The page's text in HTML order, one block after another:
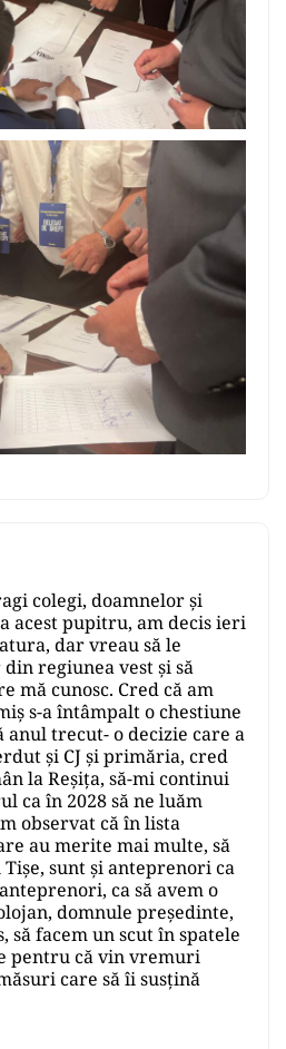
colegi, doamnelor și
acest pupitru, am decis ieri
dar vreau să le
regiunea vest și să
mă cunosc. Cred că am
s-a întâmpalt o chestiune
trecut- o decizie care a
și CJ și primăria, cred
la Reșița, să-mi continui
ca în 2028 să ne luăm
observat că în lista
au merite mai multe, să
sunt și anteprenori ca
ca să avem o
domnule președinte,
să facem un scut în spatele
pentru că vin vremuri
care să îi susțină